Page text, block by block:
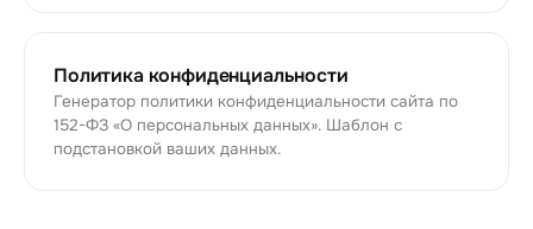
Политика конфиденциальности
Генератор политики конфиденциальности сайта по
152-ФЗ «О персональных данных». Шаблон с
подстановкой ваших данных.